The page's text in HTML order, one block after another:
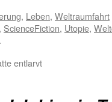
, Leben, Weltraumfahrt
, ScienceFiction, Utopie,
.
entlarvt